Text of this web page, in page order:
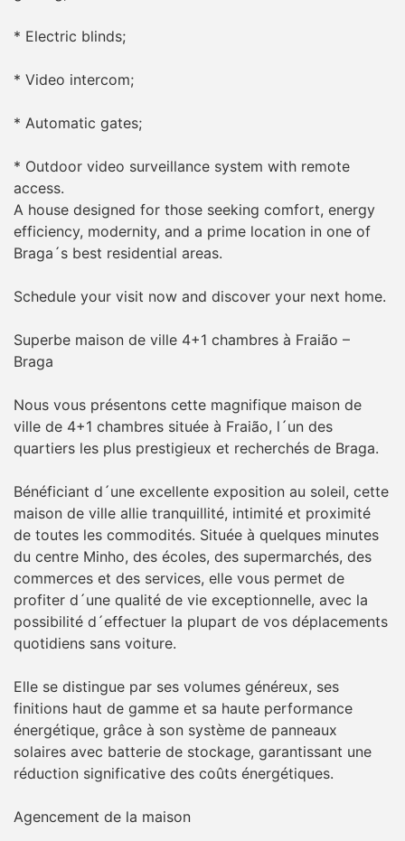
* Electric blinds;
* Video intercom;
* Automatic gates;
* Outdoor video surveillance system with remote
access.
A house designed for those seeking comfort, energy
efficiency, modernity, and a prime location in one of
Braga´s best residential areas.
Schedule your visit now and discover your next home.
Superbe maison de ville 4+1 chambres à Fraião –
Braga
Nous vous présentons cette magnifique maison de
ville de 4+1 chambres située à Fraião, l´un des
quartiers les plus prestigieux et recherchés de Braga.
Bénéficiant d´une excellente exposition au soleil, cette
maison de ville allie tranquillité, intimité et proximité
de toutes les commodités. Située à quelques minutes
du centre Minho, des écoles, des supermarchés, des
commerces et des services, elle vous permet de
profiter d´une qualité de vie exceptionnelle, avec la
possibilité d´effectuer la plupart de vos déplacements
quotidiens sans voiture.
Elle se distingue par ses volumes généreux, ses
finitions haut de gamme et sa haute performance
énergétique, grâce à son système de panneaux
solaires avec batterie de stockage, garantissant une
réduction significative des coûts énergétiques.
Agencement de la maison